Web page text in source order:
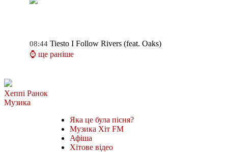
08:44 Tiesto I Follow Rivers (feat. Oaks)
⌚ ще раніше
Хеппі Ранок
Музика
Яка це була пісня?
Музика Хіт FM
Афіша
Хітове відео